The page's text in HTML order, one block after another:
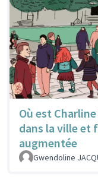
Où est
dans la ville et
augmentée
Gwendoline